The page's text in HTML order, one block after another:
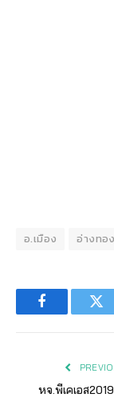
อ.เมือง อ่างทอง
Facebook
หจ.พีเคเอส